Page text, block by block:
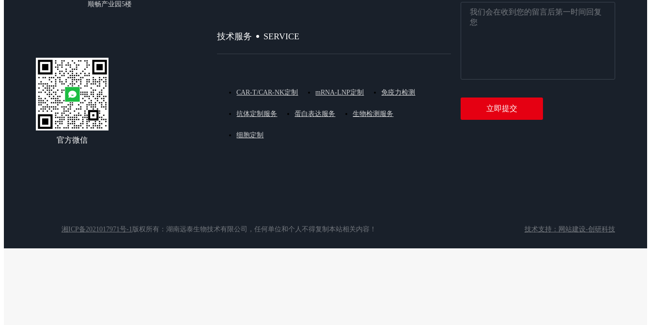
顺畅产业园5楼
官方微信
技术服务 SERVICE
CAR-T/CAR-NK定制 mRNA-LNP定制 免疫力检测
抗体定制服务 蛋白表达服务 生物检测服务
细胞定制
湘ICP备2021017971号-1版权所有：湖南远泰生物技术有限公司，任何单位和个人不得复制本站相关内容！ 技术支持：网站建设-创研科技